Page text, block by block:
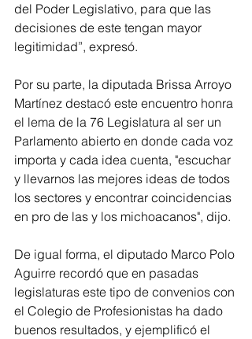
del Poder Legislativo, para que las
decisiones de este tengan mayor
legitimidad”, expresó.
Por su parte, la diputada Brissa Arroyo
Martínez destacó este encuentro honra
el lema de la 76 Legislatura al ser un
Parlamento abierto en donde cada voz
importa y cada idea cuenta, "escuchar
y llevarnos las mejores ideas de todos
los sectores y encontrar coincidencias
en pro de las y los michoacanos", dijo.
De igual forma, el diputado Marco Polo
Aguirre recordó que en pasadas
legislaturas este tipo de convenios con
el Colegio de Profesionistas ha dado
buenos resultados, y ejemplificó el